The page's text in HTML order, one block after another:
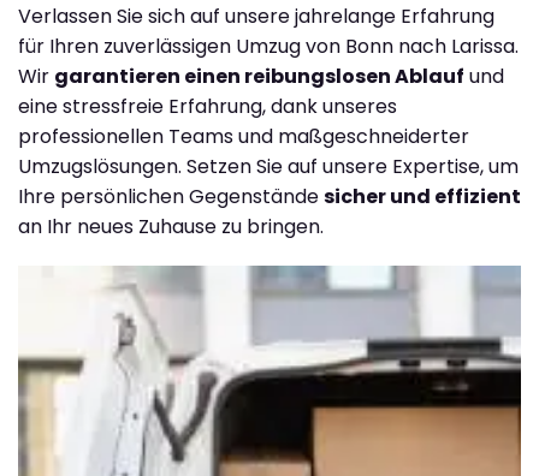
Verlassen Sie sich auf unsere jahrelange Erfahrung
für Ihren zuverlässigen Umzug von Bonn nach Larissa.
Wir garantieren einen reibungslosen Ablauf und
eine stressfreie Erfahrung, dank unseres
professionellen Teams und maßgeschneiderter
Umzugslösungen. Setzen Sie auf unsere Expertise, um
Ihre persönlichen Gegenständesicher und effizient
an Ihr neues Zuhause zu bringen.